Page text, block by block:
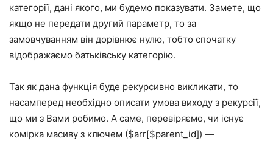
категорії, дані якого, ми будемо показувати. Замете, що
якщо не передати другий параметр, то за
замовчуванням він дорівнює нулю, тобто спочатку
відображаємо батьківську категорію.
Так як дана функція буде рекурсивно викликати, то
насамперед необхідно описати умова виходу з рекурсії,
що ми з Вами робимо. А саме, перевіряємо, чи існує
комірка масиву з ключем ($arr[$parent_id]) —